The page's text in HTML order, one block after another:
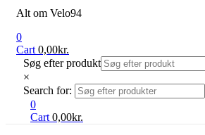
Alt om Velo94
0
Cart 0,00kr.
Søg efter produkt
×
Search for:
0
Cart 0,00kr.